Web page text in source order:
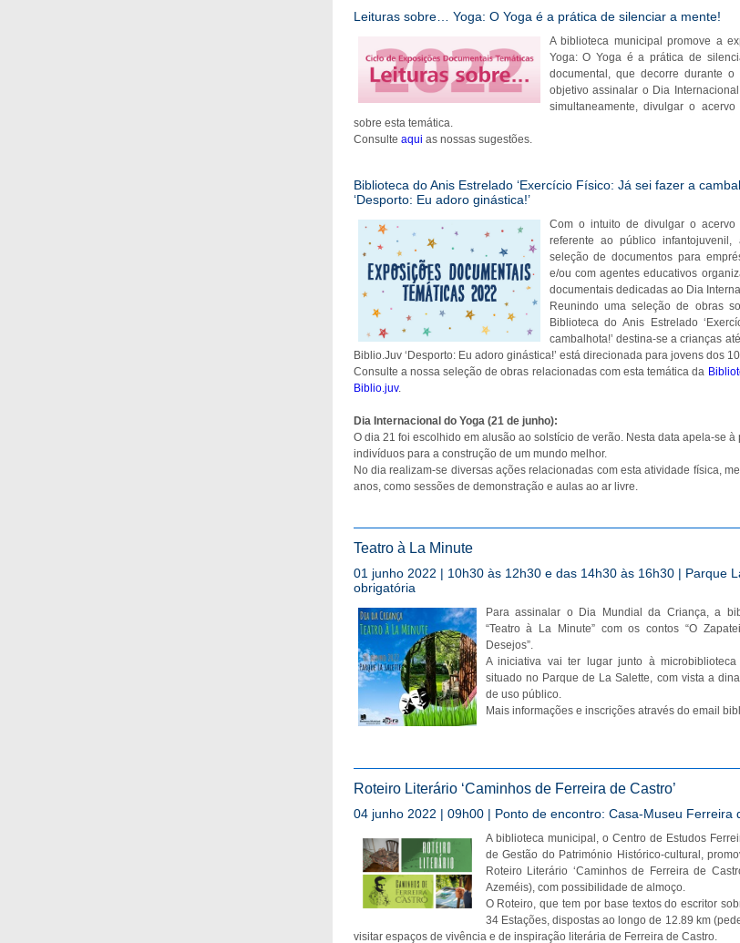
Leituras sobre… Yoga: O Yoga é a prática de silenciar a mente!
A biblioteca municipal promove a
Yoga: O Yoga é a prática de
documental, que decorre durante
objetivo assinalar o Dia
simultaneamente, divulgar o
sobre esta temática.
Consulte aqui as nossas sugestões.
Biblioteca do Anis Estrelado ‘Exercício Físico: Já sei fazer a
‘Desporto: Eu adoro ginástica!’
Com o intuito de divulgar o acervo
referente ao público
seleção de documentos para
e/ou com agentes educativos
documentais dedicadas ao Dia
Reunindo uma seleção de obras
Biblioteca do Anis Estrelado
cambalhota!’ destina-se a crianças
Biblio.Juv ‘Desporto: Eu adoro ginástica!’ está direcionada para jovens dos
Consulte a nossa seleção de obras relacionadas com esta temática da
Biblio.juv.
Dia Internacional do Yoga (21 de junho):
O dia 21 foi escolhido em alusão ao solstício de verão. Nesta data apela-se
indivíduos para a construção de um mundo melhor.
No dia realizam-se diversas ações relacionadas com esta atividade física,
anos, como sessões de demonstração e aulas ao ar livre.
Teatro à La Minute
01 junho 2022 | 10h30 às 12h30 e das 14h30 às 16h30 | Parque
obrigatória
Para assinalar o Dia Mundial da Criança, a
“Teatro à La Minute” com os contos “O
Desejos”.
A iniciativa vai ter lugar junto à microbiblioteca
situado no Parque de La Salette, com vista a
de uso público.
Mais informações e inscrições através do email
Roteiro Literário ‘Caminhos de Ferreira de Castro’
04 junho 2022 | 09h00 | Ponto de encontro: Casa-Museu Ferreira
A biblioteca municipal, o Centro de Estudos
de Gestão do Património Histórico-cultural,
Roteiro Literário ‘Caminhos de Ferreira de
Azeméis), com possibilidade de almoço.
O Roteiro, que tem por base textos do escritor
34 Estações, dispostas ao longo de 12.89 km
visitar espaços de vivência e de inspiração literária de Ferreira de Castro.